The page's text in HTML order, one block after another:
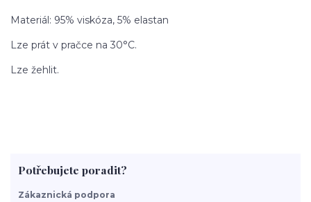
Materiál: 95% viskóza, 5% elastan
Lze prát v pračce na 30°C.
Lze žehlit.
Potřebujete poradit?
Zákaznická podpora